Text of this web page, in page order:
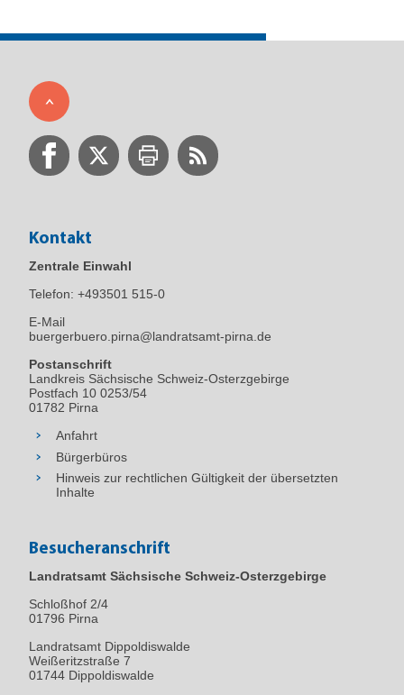
Kontakt
Zentrale Einwahl
Telefon: +493501 515-0
E-Mail
buergerbuero.pirna@landratsamt-pirna.de
Postanschrift
Landkreis Sächsische Schweiz-Osterzgebirge
Postfach 10 0253/54
01782 Pirna
Anfahrt
Bürgerbüros
Hinweis zur rechtlichen Gültigkeit der übersetzten
Inhalte
Besucheranschrift
Landratsamt Sächsische Schweiz-Osterzgebirge
Schloßhof 2/4
01796 Pirna
Landratsamt Dippoldiswalde
Weißeritzstraße 7
01744 Dippoldiswalde